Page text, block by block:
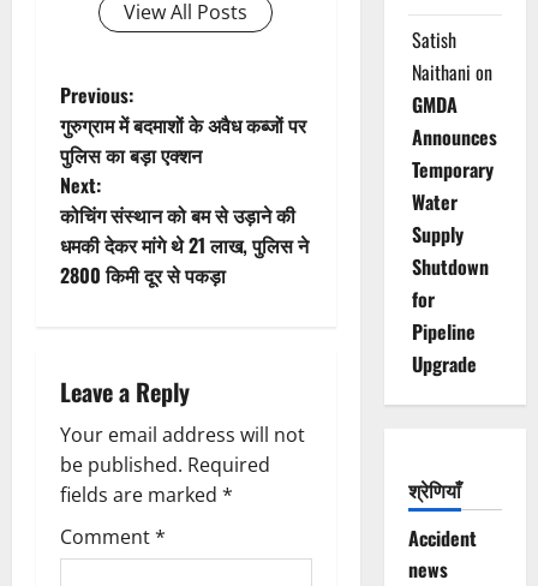
View All Posts
P
o
s
t
v
i
g
a
Previous:
गुरुग्राम में बदमाशों के अवैध कब्जों पर
पुलिस का बड़ा एक्शन
Next:
कोचिंग संस्थान को बम से उड़ाने की
धमकी देकर मांगे थे 21 लाख, पुलिस ने
2800 किमी दूर से पकड़ा
Leave a Reply
Your email address will not
be published. Required
fields are marked *
Comment*
Satish
Naithani on
GMDA
Announces
Temporary
Water
Supply
Shutdown
for
Pipeline
Upgrade
श्रेणियाँ
Accident
news